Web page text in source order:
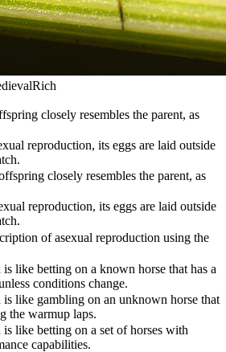
closely resembles the parent, as
reproduction, its eggs are laid outside
closely resembles the parent, as
reproduction, its eggs are laid outside
of asexual reproduction using the
like betting on a known horse that has a
conditions change.
like gambling on an unknown horse that
the warmup laps.
like betting on a set of horses with
capabilities.